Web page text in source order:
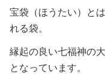
宝袋（ほうたい）と
れる袋。
縁起の良い七福神の
となっています。